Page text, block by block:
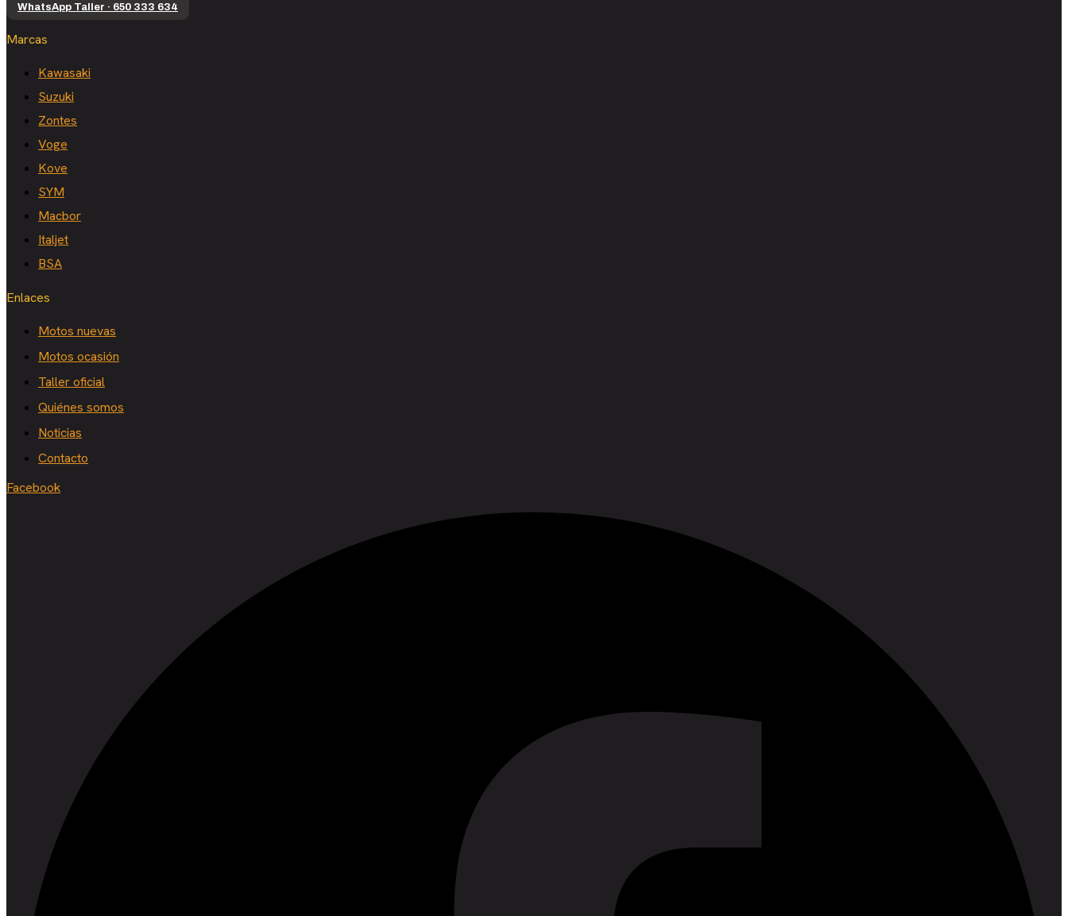
WhatsApp Taller · 650 333 634
Marcas
Kawasaki
Suzuki
Zontes
Voge
Kove
SYM
Macbor
Italjet
BSA
Enlaces
Motos nuevas
Motos ocasión
Taller oficial
Quiénes somos
Noticias
Contacto
Facebook